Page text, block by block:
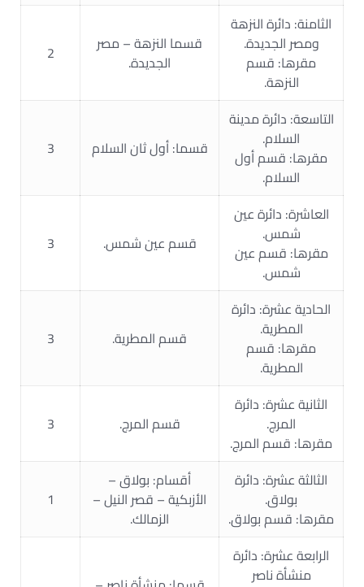
الثامنة: دائرة النزهة
ومصر الجديدة.
مقرها: قسم
النزهة.
قسما النزهة – مصر
الجديدة.
2
التاسعة: دائرة مدينة
السلام.
مقرها: قسم أول
السلام.
قسما: أول ثان السلام 3
العاشرة: دائرة عين
شمس.
مقرها: قسم عين
شمس.
قسم عين شمس. 3
الحادية عشرة: دائرة
المطرية.
مقرها: قسم
المطرية.
قسم المطرية. 3
الثانية عشرة: دائرة
المرج.
مقرها: قسم المرج.
قسم المرج. 3
الثالثة عشرة: دائرة
بولاق.
مقرها: قسم بولاق.
أقسام: بولاق –
الأزبكية – قصر النيل –
الزمالك.
1
الرابعة عشرة: دائرة
منشأة ناصر